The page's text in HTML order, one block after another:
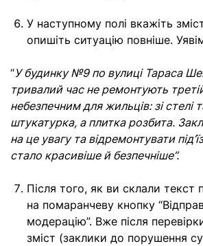
У наступному полі вкажіть
опишіть ситуацію повніше.
“У будинку №9 по вулиці Тараса
тривалий час не ремонтують третій
небезпечним для жильців: зі стелі
штукатурка, а плитка розбита.
на це увагу та відремонтувати
стало красивіше й безпечніше”.
Після того, як ви склали текст
на помаранчеву кнопку
модерацію”. Вже після
зміст (заклики до порушення